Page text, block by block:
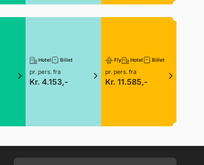
Hotel Billet
pr. pers. fra
Kr. 4.153,-
Fly Hotel Billet
pr. pers. fra
Kr. 11.585,-